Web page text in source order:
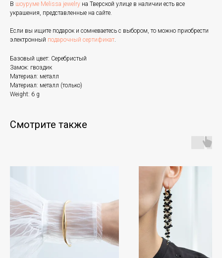
В шоуруме Melissa jewelry на Тверской улице в наличии есть все
украшения, представленные на сайте.
Если вы ищите подарок и сомневаетесь с выбором, то можно приобрести
электронный подарочный сертификат.
Базовый цвет: Серебристый
Замок: гвоздик
Материал: металл
Материал: металл (только)
Weight: 6 g
Смотрите также